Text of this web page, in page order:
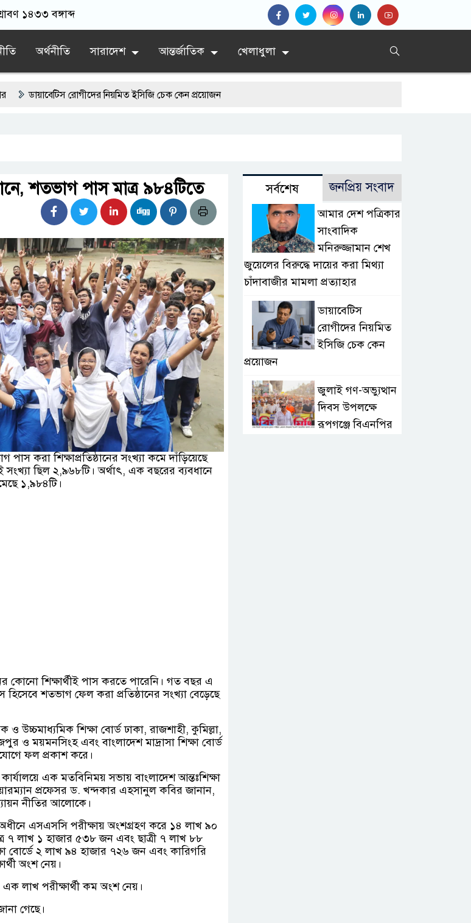
১৪৩৩ বঙ্গাব্দ
অর্থনীতি সারাদেশ আন্তর্জাতিক
খেলাধুলা
রোগীদের নিয়মিত ইসিজি চেক কেন প্রয়োজন
বিনিয়োগের এখনই উপযুক্ত সময়
শতভাগ পাস মাত্র ৯৮৪টিতে
করা শিক্ষাপ্রতিষ্ঠানের সংখ্যা কমে দাঁড়িয়েছে
সংখ্যা ছিল ২,৯৬৮টি। অর্থাৎ, এক বছরের ব্যবধানে
১,৯৮৪টি।
কোনো শিক্ষার্থীই পাস করতে পারেনি। গত বছর এ
হিসেবে শতভাগ ফেল করা প্রতিষ্ঠানের সংখ্যা বেড়েছে
উচ্চমাধ্যমিক শিক্ষা বোর্ড ঢাকা, রাজশাহী, কুমিল্লা,
ও ময়মনসিংহ এবং বাংলাদেশ মাদ্রাসা শিক্ষা বোর্ড
ফল প্রকাশ করে।
এক মতবিনিময় সভায় বাংলাদেশ আন্তঃশিক্ষা
প্রফেসর ড. খন্দকার এহসানুল কবির জানান,
নীতির আলোকে।
অধীনে এসএসসি পরীক্ষায় অংশগ্রহণ করে ১৪ লাখ ৯০
৭ লাখ ১ হাজার ৫৩৮ জন এবং ছাত্রী ৭ লাখ ৮৮
বোর্ডে ২ লাখ ৯৪ হাজার ৭২৬ জন এবং কারিগরি
অংশ নেয়।
লাখ পরীক্ষার্থী কম অংশ নেয়।
গেছে।
সর্বশেষ জনপ্রিয় সংবাদ
আমার দেশ পত্রিকার
সাংবাদিক
মনিরুজ্জামান শেখ
জুয়েলের বিরুদ্ধে দায়ের করা মিথ্যা
চাঁদাবাজীর মামলা প্রত্যাহার
ডায়াবেটিস
রোগীদের নিয়মিত
ইসিজি চেক কেন
প্রয়োজন
জুলাই গণ-অভ্যুত্থান
দিবস উপলক্ষে
রূপগঞ্জে বিএনপির